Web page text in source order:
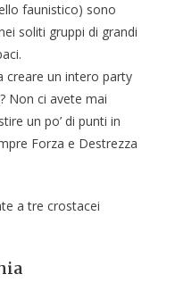
faunistico) sono
soliti gruppi di grandi
creare un intero party
Non ci avete mai
un po’ di punti in
Forza e Destrezza
a tre crostacei